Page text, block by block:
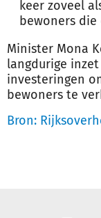
keer zoveel
bewoners
Minister Mona
langdurige
investeringen
bewoners te
Bron: